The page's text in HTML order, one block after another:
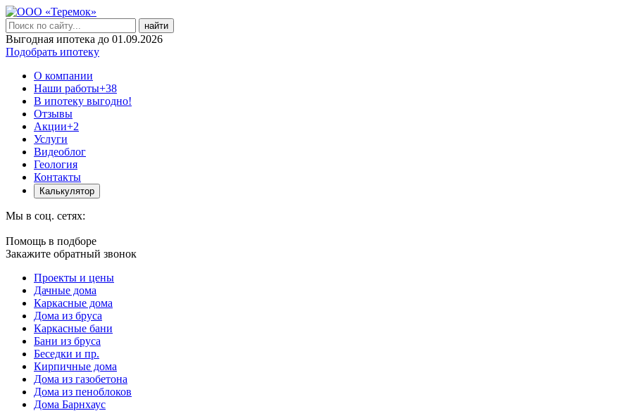
найти
Выгодная ипотека до 01.09.2026
Подобрать ипотеку
О компании
Наши работы+38
В ипотеку выгодно!
Отзывы
Акции+2
Услуги
Видеоблог
Геология
Контакты
Калькулятор
Мы в соц. сетях:
Помощь в подборе
Закажите обратный звонок
Проекты и цены
Дачные дома
Каркасные дома
Дома из бруса
Каркасные бани
Бани из бруса
Беседки и пр.
Кирпичные дома
Дома из газобетона
Дома из пеноблоков
Дома Барнхаус